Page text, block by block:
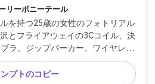
リーポニーテール
を持つ25歳の女性のフォトリアル
とフライアウェイの3Cコイル、決
ラ、ジップパーカー、ワイヤレス
やけているジムのインテリア。微
しいオーバーヘッドLED。ソニー
プトのコピー